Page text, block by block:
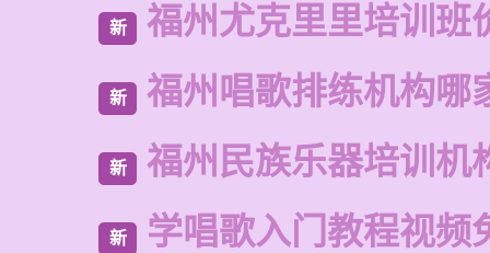
新 福州尤克里里培训班
新 福州唱歌排练机构哪
新 福州民族乐器培训机
新 学唱歌入门教程视频